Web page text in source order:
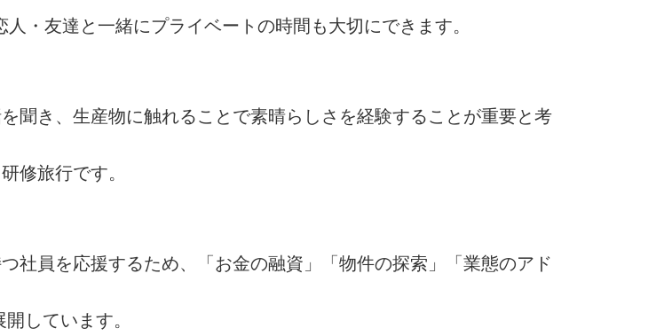
・友達と一緒にプライベートの時間も大切にできます。
聞き、生産物に触れることで素晴らしさを経験することが重要と考
修旅行です。
社員を応援するため、「お金の融資」「物件の探索」「業態のアド
しています。